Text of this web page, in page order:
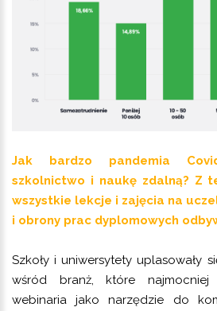
Jak bardzo pandemia
szkolnictwo i naukę zdalną? Z
wszystkie lekcje i zajęcia na
i obrony prac dyplomowych
Szkoły i uniwersytety uplasowały
wśród branż, które najmocniej
webinaria jako narzędzie do